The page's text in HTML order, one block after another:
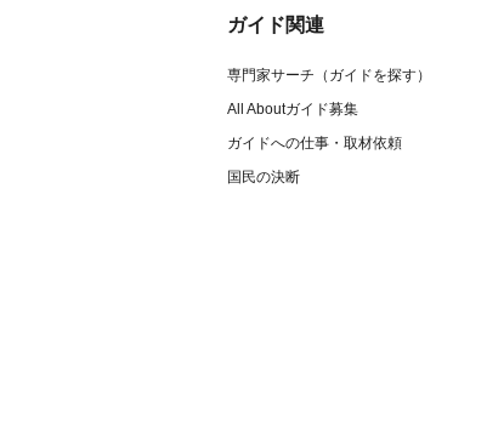
ガイド関連
専門家サーチ（ガイドを探す）
All Aboutガイド募集
ガイドへの仕事・取材依頼
国民の決断